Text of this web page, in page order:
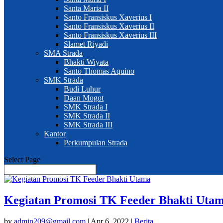
Santa Maria II
Santo Fransiskus Xaverius I
Santo Fransiskus Xaverius II
Santo Fransiskus Xaverius III
Slamet Riyadi
SMA Strada
Bhakti Wiyata
Santo Thomas Aquino
SMK Strada
Budi Luhur
Daan Mogot
SMK Strada I
SMK Strada II
SMK Strada III
Kantor
Perkumpulan Strada
Select Page
Kegiatan Promosi TK Feeder Bhakti
by admin209@gmail.com | Apr 6, 2022 | Berita